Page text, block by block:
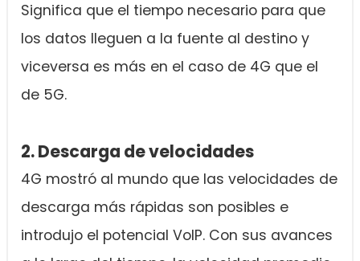
Significa que el tiempo necesario para que
los datos lleguen a la fuente al destino y
viceversa es más en el caso de 4G que el
de 5G.
2. Descarga de velocidades
4G mostró al mundo que las velocidades de
descarga más rápidas son posibles e
introdujo el potencial VoIP. Con sus avances